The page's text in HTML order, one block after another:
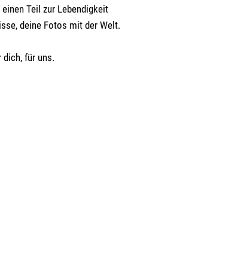
Teil zur Lebendigkeit
deine Fotos mit der Welt.
für uns.